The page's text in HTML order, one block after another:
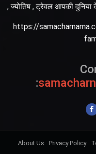
, ज्योतिष , ट्रेवल आपकी
https://
:
About Us Privacy Policy